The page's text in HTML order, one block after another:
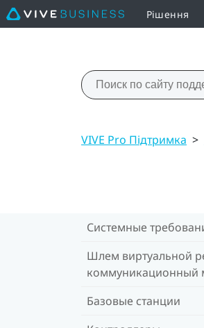
Рішення
VIVE Pro Підтримка >
Системные
Шлем виртуальной
коммуникационный
Базовые станции